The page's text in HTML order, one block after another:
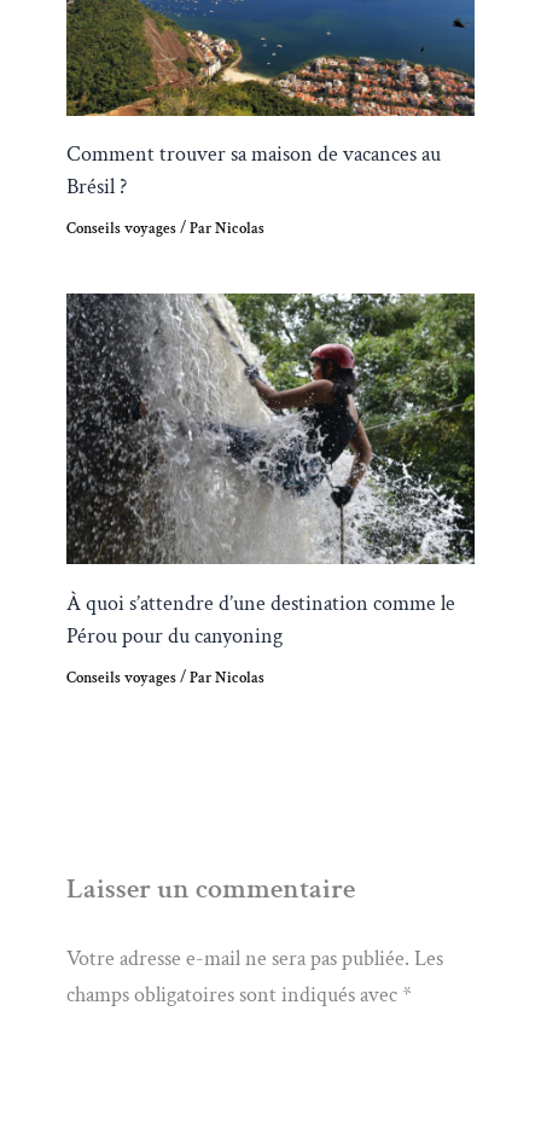
Comment trouver sa maison de vacances au
Brésil ?
Conseils voyages/ ParNicolas
À quoi s’attendre d’une destination comme le
Pérou pour du canyoning
Conseils voyages/ ParNicolas
Laisser un commentaire
Votre adresse e-mail ne sera pas publiée. Les
champs obligatoires sont indiqués avec *